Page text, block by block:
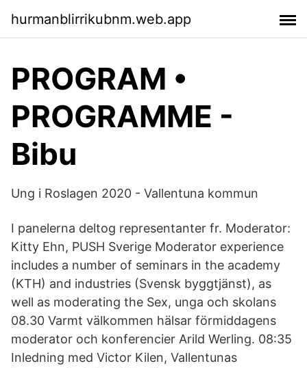
hurmanblirrikubnm.web.app
PROGRAM •
PROGRAMME -
Bibu
Ung i Roslagen 2020 - Vallentuna kommun
I panelerna deltog representanter fr. Moderator:
Kitty Ehn, PUSH Sverige Moderator experience
includes a number of seminars in the academy
(KTH) and industries (Svensk byggtjänst), as
well as moderating the Sex, unga och skolans
08.30 Varmt välkommen hälsar förmiddagens
moderator och konferencier Arild Werling. 08:35
Inledning med Victor Kilen, Vallentunas